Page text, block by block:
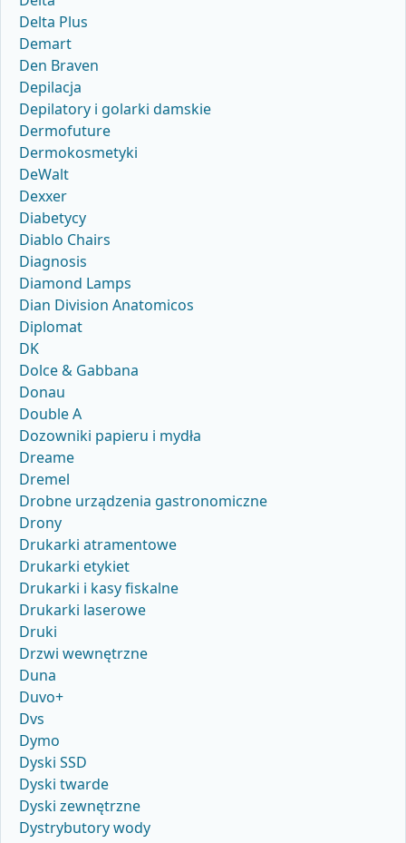
Delta Plus
Demart
Den Braven
Depilacja
Depilatory i golarki damskie
Dermofuture
Dermokosmetyki
DeWalt
Dexxer
Diabetycy
Diablo Chairs
Diagnosis
Diamond Lamps
Dian Division Anatomicos
Diplomat
DK
Dolce & Gabbana
Donau
Double A
Dozowniki papieru i mydła
Dreame
Dremel
Drobne urządzenia gastronomiczne
Drony
Drukarki atramentowe
Drukarki etykiet
Drukarki i kasy fiskalne
Drukarki laserowe
Druki
Drzwi wewnętrzne
Duna
Duvo+
Dvs
Dymo
Dyski SSD
Dyski twarde
Dyski zewnętrzne
Dystrybutory wody